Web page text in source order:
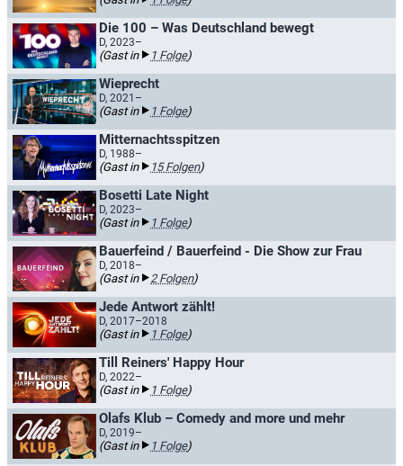
Die 100 – Was Deutschland bewegt
D, 2023–
(Gast in 1 Folge)
Wieprecht
D, 2021–
(Gast in 1 Folge)
Mitternachtsspitzen
D, 1988–
(Gast in 15 Folgen)
Bosetti Late Night
D, 2023–
(Gast in 1 Folge)
Bauerfeind / Bauerfeind - Die Show zur Frau
D, 2018–
(Gast in 2 Folgen)
Jede Antwort zählt!
D, 2017–2018
(Gast in 1 Folge)
Till Reiners' Happy Hour
D, 2022–
(Gast in 1 Folge)
Olafs Klub – Comedy and more und mehr
D, 2019–
(Gast in 1 Folge)